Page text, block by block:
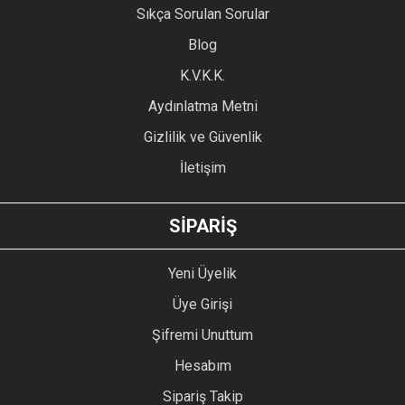
Ürün açıklamasında eksik bilgiler bulunuyor.
Ürün bilgilerinde hatalar bulunuyor.
Ürün fiyatı diğer sitelerden daha pahalı.
GÖNDER
Sıkça Sorulan Sorular
Blog
K.V.K.K.
Aydınlatma Metni
Gizlilik ve Güvenlik
İletişim
SİPARİŞ
Yeni Üyelik
Üye Girişi
Şifremi Unuttum
Hesabım
Sipariş Takip